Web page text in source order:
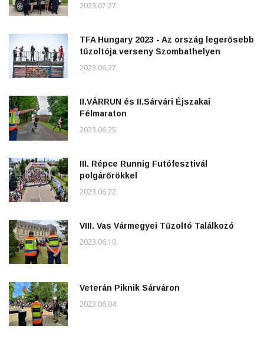
2023.07.27.
TFA Hungary 2023 - Az ország legerősebb
tűzoltója verseny Szombathelyen
2023.06.27.
II.VÁRRUN és II.Sárvári Éjszakai
Félmaraton
2023.06.25.
III. Répce Runnig Futófesztivál
polgárőrökkel
2023.06.22.
VIII. Vas Vármegyei Tűzoltó Találkozó
2023.06.10.
Veterán Piknik Sárváron
2023.06.04.